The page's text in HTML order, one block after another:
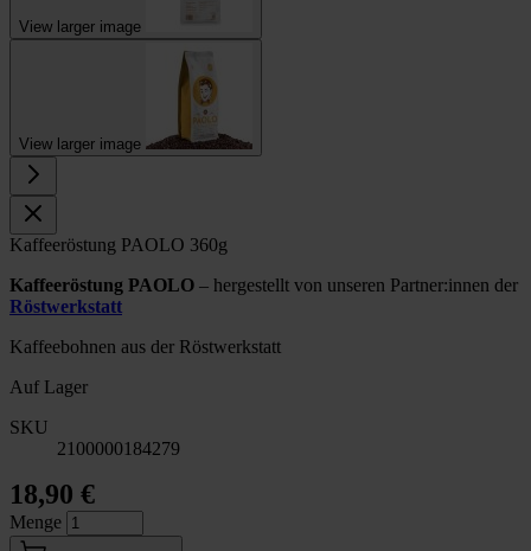
View larger image
View larger image
Kaffeeröstung PAOLO 360g
Kaffeeröstung PAOLO – hergestellt von unseren Partner:innen der
Röstwerkstatt
Kaffeebohnen aus der Röstwerkstatt
Auf Lager
SKU
2100000184279
18,90 €
Menge